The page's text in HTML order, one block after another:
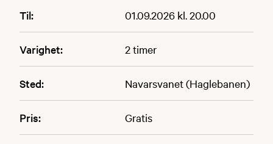
Til: 01.09.2026 kl. 20.00
Varighet: 2 timer
Sted: Navarsvanet (Haglebanen)
Pris: Gratis